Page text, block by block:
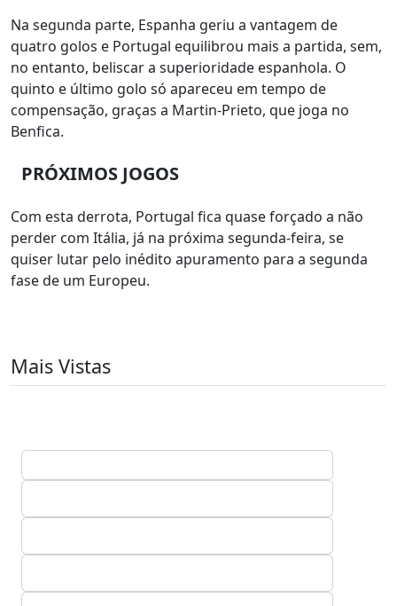
Na segunda parte, Espanha geriu a vantagem de
quatro golos e Portugal equilibrou mais a partida, sem,
no entanto, beliscar a superioridade espanhola. O
quinto e último golo só apareceu em tempo de
compensação, graças a Martin-Prieto, que joga no
Benfica.
PRÓXIMOS JOGOS
Com esta derrota, Portugal fica quase forçado a não
perder com Itália, já na próxima segunda-feira, se
quiser lutar pelo inédito apuramento para a segunda
fase de um Europeu.
Mais Vistas